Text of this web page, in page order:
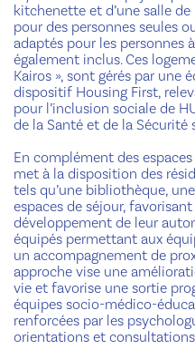
kitchenette et d’une salle
pour des personnes seules
adaptés pour les personnes
également inclus. Ces
Kairos », sont gérés par une
dispositif Housing First,
pour l’inclusion sociale de
de la Santé et de la Sécurité
En complément des
met à la disposition des
tels qu’une bibliothèque,
espaces de séjour,
développement de leur
équipés permettant aux
un accompagnement de
approche vise une
vie et favorise une sortie
équipes socio-médico-
renforcées par les
orientations et consultations